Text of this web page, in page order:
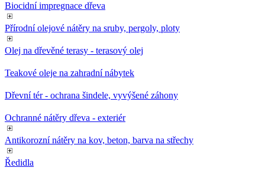
Biocidní impregnace dřeva
Přírodní olejové nátěry na sruby, pergoly, ploty
Olej na dřevěné terasy - terasový olej
Teakové oleje na zahradní nábytek
Dřevní tér - ochrana šindele, vyvýšené záhony
Ochranné nátěry dřeva - exteriér
Antikorozní nátěry na kov, beton, barva na střechy
Ředidla